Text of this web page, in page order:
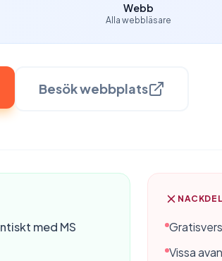
Webb
Alla webbläsare
Besök webbplats
med MS
Vissa